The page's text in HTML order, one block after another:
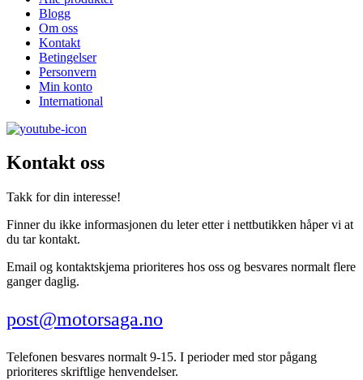
Blogg
Om oss
Kontakt
Betingelser
Personvern
Min konto
International
Kontakt oss
Takk for din interesse!
Finner du ikke informasjonen du leter etter i nettbutikken håper vi at
du tar kontakt.
Email og kontaktskjema prioriteres hos oss og besvares normalt flere
ganger daglig.
post@motorsaga.no
Telefonen besvares normalt 9-15. I perioder med stor pågang
prioriteres skriftlige henvendelser.